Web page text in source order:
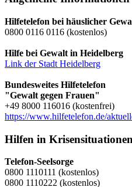
Hilfetelefon bei häuslicher
0800 0116 0116 (kostenlos)
Hilfe bei Gewalt in Heidelberg
Link der Stadt Heidelberg
Bundesweites Hilfetelefon
"Gewalt gegen Frauen"
+49 8000 116016 (kostenfrei)
https://www.hilfetelefon.de/
Hilfen in
Telefon-Seelsorge
0800 1110111 (kostenlos)
0800 1110222 (kostenlos)